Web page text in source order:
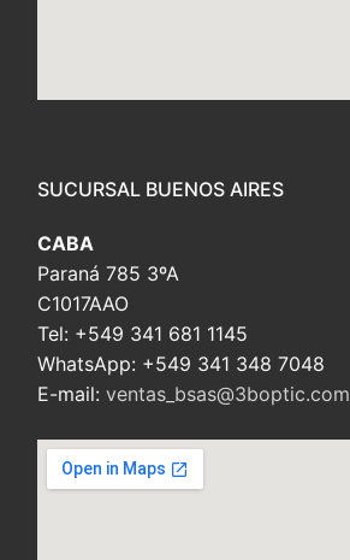
SUCURSAL BUENOS AIRES
CABA
Paraná 785 3ºA
C1017AAO
Tel: +549 341 681 1145
WhatsApp: +549 341 348 7048
E-mail: ventas_bsas@3boptic.com